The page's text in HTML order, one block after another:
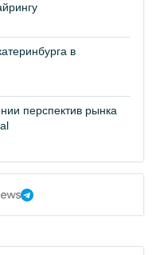
в
перспектив рынка